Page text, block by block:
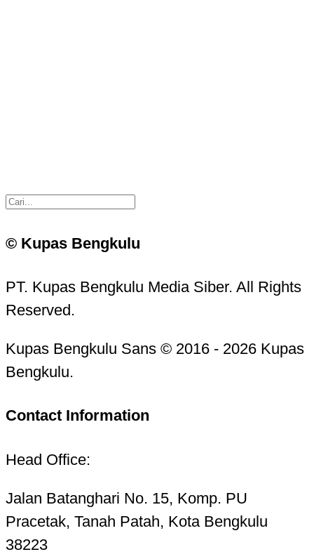
© Kupas Bengkulu
PT. Kupas Bengkulu Media Siber. All Rights
Reserved.
Kupas Bengkulu Sans © 2016 - 2026 Kupas
Bengkulu.
Contact Information
Head Office:
Jalan Batanghari No. 15, Komp. PU
Pracetak, Tanah Patah, Kota Bengkulu
38223